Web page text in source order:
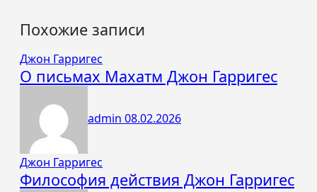
Похожие записи
Джон Гарригес
О письмах Махатм Джон Гарригес
admin 08.02.2026
Джон Гарригес
Философия действия Джон Гарригес